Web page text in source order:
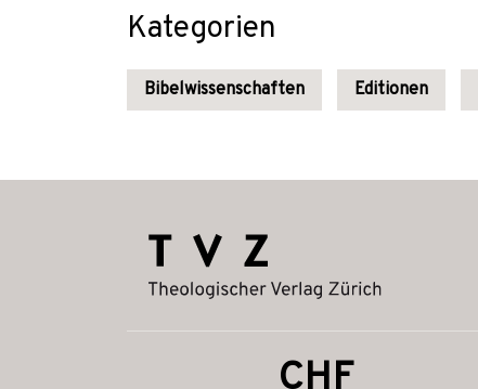
Kategorien
Bibelwissenschaften Editionen
CHF